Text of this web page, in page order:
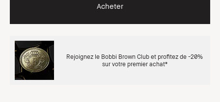
Acheter
Rejoignez le Bobbi Brown Club et profitez de -20%
sur votre premier achat*